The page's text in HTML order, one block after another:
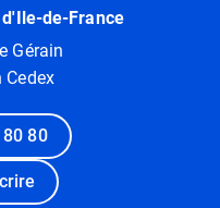
de-France
Gérain
Cedex
80